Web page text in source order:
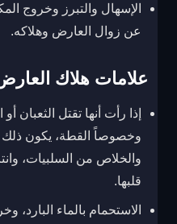
الإسهال والتبرز وخروج
عن زوال العارض وهلاكه.
علامات هلاك
إذا رأت أنها تقتل الثعبان
وخصوصاً القطة، يكون
والخلاص من السلبيات،
قلبها.
الاستحمام بالماء